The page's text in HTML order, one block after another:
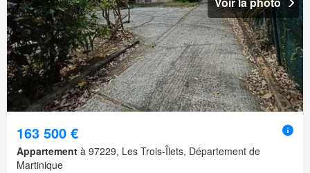
163 500 €
Appartement à 97229, Les Trois-Îlets, Département de
Martinique